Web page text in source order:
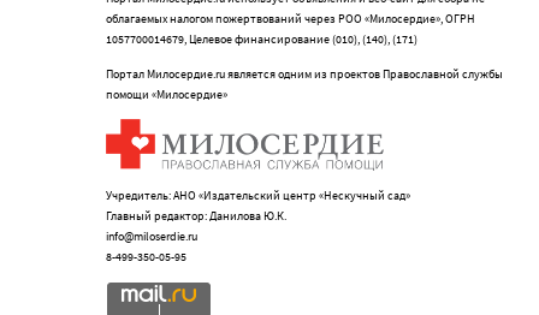
облагаемых налогом пожертвований через РОО «Милосердие», ОГРН
1057700014679, Целевое финансирование (010), (140), (171)
Портал Милосердие.ru является одним из проектов Православной службы
помощи «Милосердие»
Учредитель: АНО «Издательский центр «Нескучный сад»
Главный редактор: Данилова Ю.К.
info@miloserdie.ru
8-499-350-05-95